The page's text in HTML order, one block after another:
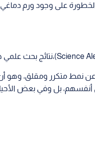
على وجود ورم دماغي،
نمط متكرر ومقلق، وهو
أنفسهم، بل وفي بعض